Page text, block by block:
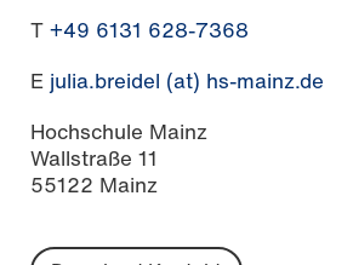
T +49 6131 628-7368
E julia.breidel (at) hs-mainz.de
Hochschule Mainz
Wallstraße 11
55122 Mainz